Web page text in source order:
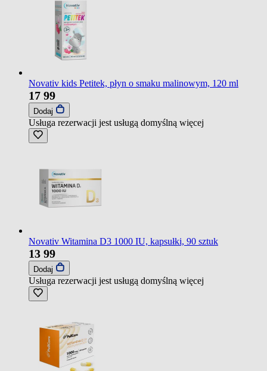
Novativ kids Petitek, płyn o smaku malinowym, 120 ml
17 99
Dodaj
Usługa rezerwacji jest usługą domyślną więcej
Novativ Witamina D3 1000 IU, kapsułki, 90 sztuk
13 99
Dodaj
Usługa rezerwacji jest usługą domyślną więcej